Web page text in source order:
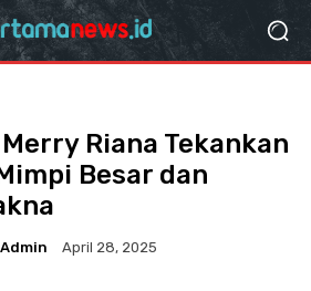
Merry Riana Tekankan
Besar dan
April 28, 2025